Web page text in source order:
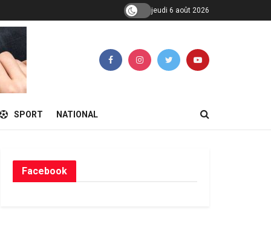
jeudi 6 août 2026
SPORT NATIONAL
Facebook